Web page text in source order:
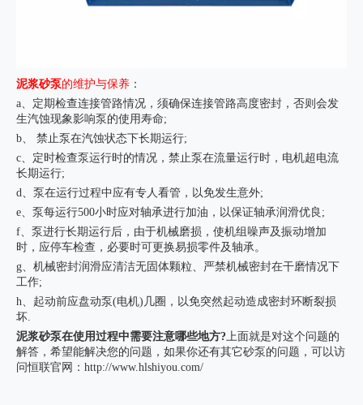
泥浆砂泵的维护与保养 ：
a、定期检查连接管路情况，须确保连接管路高度密封，否则会发
生汽蚀现象影响泵的使用寿命;
b、 禁止泵在汽蚀状态下长期运行;
c、定时检查泵运行时的情况，禁止泵在流量运行时，电机超电流
长期运行;
d、泵在运行过程中应有专人看管，以免发生意外;
e、泵每运行500小时应对轴承进行加油，以保证轴承润滑优良;
f、泵进行长期运行后，由于机械磨损，使机组噪声及振动增加
时，应停车检查，必要时可更换易损零件及轴承。
g、机械密封润滑应清洁无固体颗粒、严禁机械密封在干磨情况下
工作;
h、起动前应盘动泵(电机)几圈，以免突然起动造成密封环断裂损
坏.
泥浆砂泵在使用过程中需要注意哪些地方?上面就是对这个问题的
解答，希望能解决您的问题，如果你还有其它砂泵的问题，可以访
问恒联官网： http://www.hlshiyou.com/